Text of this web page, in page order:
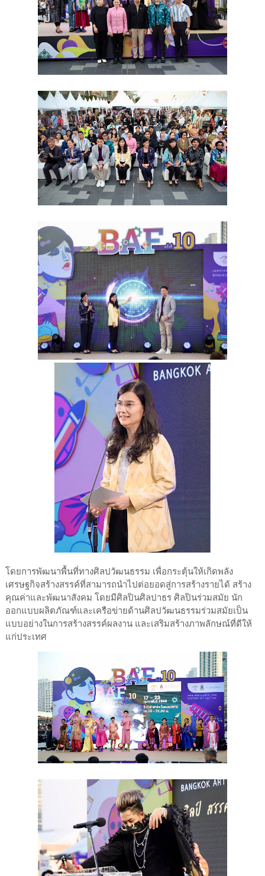
โดยการพัฒนาพื้นที่ทางศิลปวัฒนธรรม เพื่อกระตุ้นให้เกิดพลัง
เศรษฐกิจสร้างสรรค์ที่สามารถนำไปต่อยอดสู่การสร้างรายได้ สร้าง
คุณค่าและพัฒนาสังคม โดยมีศิลปินศิลปาธร ศิลปินร่วมสมัย นัก
ออกแบบผลิตภัณฑ์และเครือข่ายด้านศิลปวัฒนธรรมร่วมสมัยเป็น
แบบอย่างในการสร้างสรรค์ผลงาน และเสริมสร้างภาพลักษณ์ที่ดีให้
แก่ประเทศ